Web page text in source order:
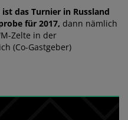
das Turnier in Russland
für 2017, dann nämlich
Zelte in der
(Co-Gastgeber)